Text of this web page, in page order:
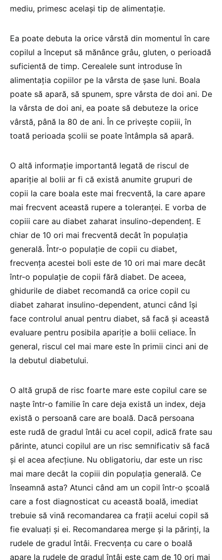
mediu, primesc același tip de alimentație.
Ea poate debuta la orice vârstă din momentul în care
copilul a început să mănânce grâu, gluten, o perioadă
suficientă de timp. Cerealele sunt introduse în
alimentația copiilor pe la vârsta de șase luni. Boala
poate să apară, să spunem, spre vârsta de doi ani. De
la vârsta de doi ani, ea poate să debuteze la orice
vârstă, până la 80 de ani. În ce privește copiii, în
toată perioada școlii se poate întâmpla să apară.
O altă informație importantă legată de riscul de
apariție al bolii ar fi că există anumite grupuri de
copii la care boala este mai frecventă, la care apare
mai frecvent această rupere a toleranței. E vorba de
copiii care au diabet zaharat insulino-dependenț. E
chiar de 10 ori mai frecventă decât în populația
generală. Într-o populație de copii cu diabet,
frecvența acestei boli este de 10 ori mai mare decât
într-o populație de copii fără diabet. De aceea,
ghidurile de diabet recomandă ca orice copil cu
diabet zaharat insulino-dependent, atunci când își
face controlul anual pentru diabet, să facă și această
evaluare pentru posibila apariție a bolii celiace. În
general, riscul cel mai mare este în primii cinci ani de
la debutul diabetului.
O altă grupă de risc foarte mare este copilul care se
naște într-o familie în care deja există un index, deja
există o persoană care are boală. Dacă persoana
este rudă de gradul întâi cu acel copil, adică frate sau
părinte, atunci copilul are un risc semnificativ să facă
și el acea afecțiune. Nu obligatoriu, dar este un risc
mai mare decât la copiii din populația generală. Ce
înseamnă asta? Atunci când am un copil într-o școală
care a fost diagnosticat cu această boală, imediat
trebuie să vină recomandarea ca frații acelui copil să
fie evaluați și ei. Recomandarea merge și la părinți, la
rudele de gradul întâi. Frecvența cu care o boală
apare la rudele de gradul întâi este cam de 10 ori mai